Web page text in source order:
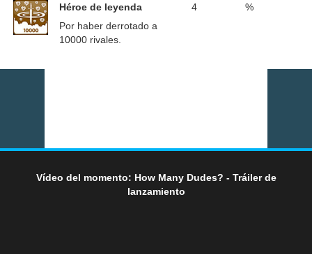
Héroe de leyenda
Por haber derrotado a
10000 rivales.
4 %
Vídeo del momento: How Many Dudes? - Tráiler de
lanzamiento